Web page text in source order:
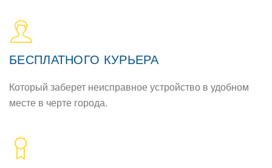
БЕСПЛАТНОГО КУРЬЕРА
Который заберет неисправное устройство в удобном
месте в черте города.